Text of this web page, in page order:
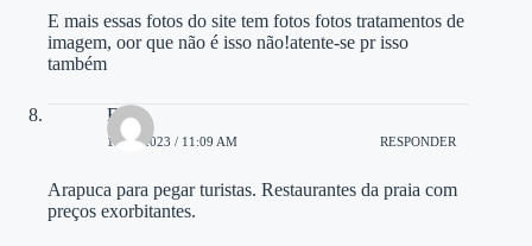
E mais essas fotos do site tem fotos fotos tratamentos de
imagem, oor que não é isso não!atente-se pr isso
também
Elisio
13/12/2023 / 11:09 AM RESPONDER
Arapuca para pegar turistas. Restaurantes da praia com
preços exorbitantes.